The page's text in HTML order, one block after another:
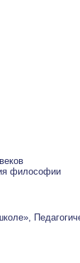
философии